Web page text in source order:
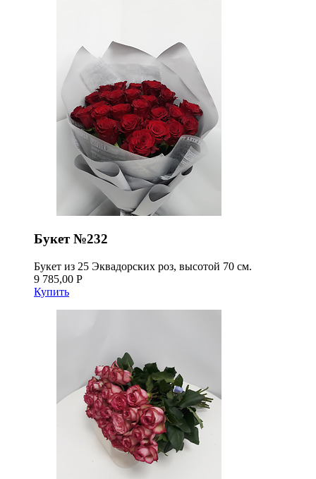
Букет №232
Букет из 25 Эквадорских роз, высотой 70 см.
9 785,00 Р
Купить